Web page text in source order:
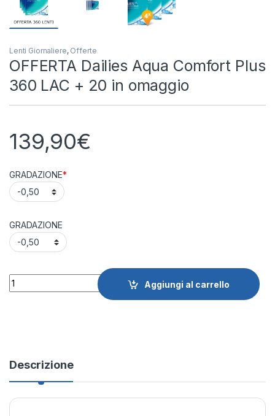
Lenti Giornaliere, Offerte
OFFERTA Dailies Aqua Comfort Plus
360 LAC + 20 in omaggio
139,90€
GRADAZIONE*
GRADAZIONE
Quantity
Aggiungi al carrello
Descrizione